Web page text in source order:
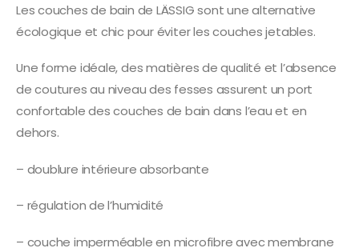
Les couches de bain de LÄSSIG sont une alternative
écologique et chic pour éviter les couches jetables.
Une forme idéale, des matières de qualité et l’absence
de coutures au niveau des fesses assurent un port
confortable des couches de bain dans l’eau et en
dehors.
– doublure intérieure absorbante
– régulation de l’humidité
– couche imperméable en microfibre avec membrane